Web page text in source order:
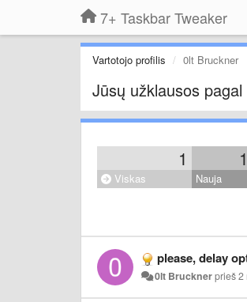
7+ Taskbar Tweaker
Vartotojo profilis 0lt Bruckner
Jūsų užklausos
1 1
Viskas Nauja
please, delay
0lt Brucknerprieš